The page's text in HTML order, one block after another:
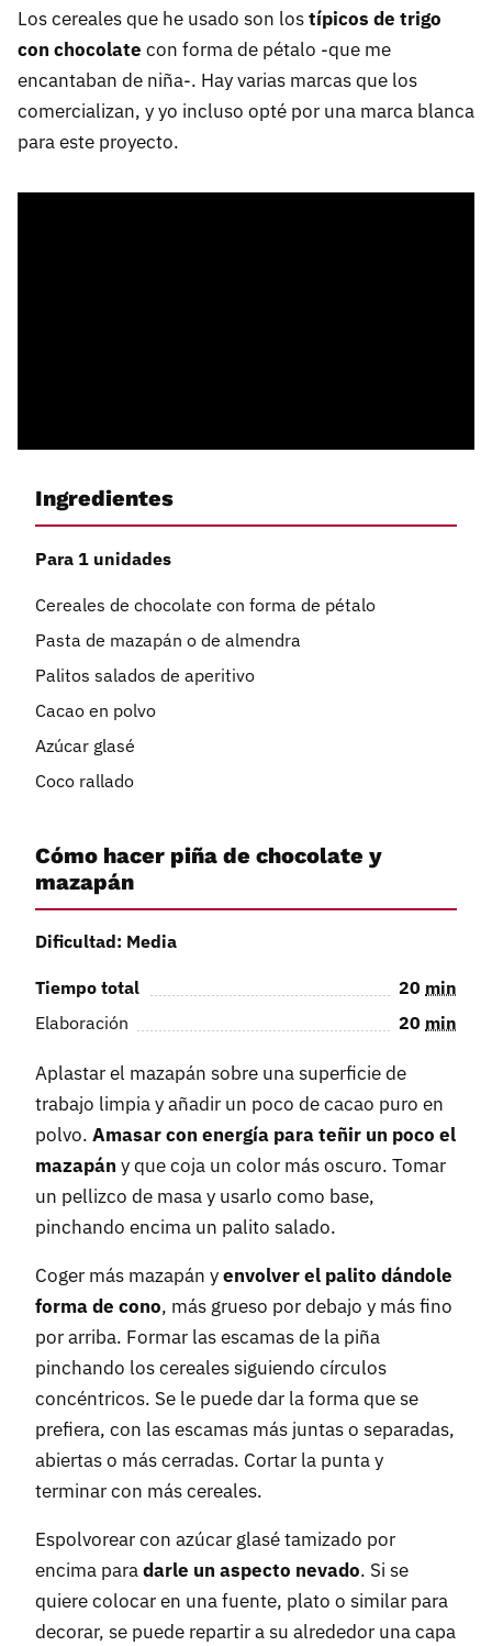
Los cereales que he usado son lostípicos de trigo
con chocolate con forma de pétalo -que me
encantaban de niña-. Hay varias marcas que los
comercializan, y yo incluso opté por una marca blanca
para este proyecto.
Ingredientes
Para 1 unidades
Cereales de chocolate con forma de pétalo
Pasta de mazapán o de almendra
Palitos salados de aperitivo
Cacao en polvo
Azúcar glasé
Coco rallado
Cómo hacer piña de chocolate y
mazapán
Dificultad: Media
Tiempo total 20 min
Elaboración
20 min
Aplastar el mazapán sobre una superficie de
trabajo limpia y añadir un poco de cacao puro en
polvo. Amasar con energía para teñir un poco el
mazapán y que coja un color más oscuro. Tomar
un pellizco de masa y usarlo como base,
pinchando encima un palito salado.
Coger más mazapán yenvolver el palito dándole
forma de cono, más grueso por debajo y más fino
por arriba. Formar las escamas de la piña
pinchando los cereales siguiendo círculos
concéntricos. Se le puede dar la forma que se
prefiera, con las escamas más juntas o separadas,
abiertas o más cerradas. Cortar la punta y
terminar con más cereales.
Espolvorear con azúcar glasé tamizado por
encima paradarle un aspecto nevado. Si se
quiere colocar en una fuente, plato o similar para
decorar, se puede repartir a su alrededor una capa